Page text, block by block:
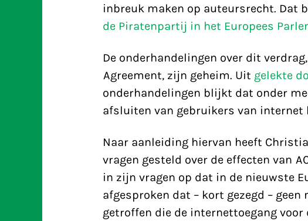
inbreuk maken op auteursrecht. Dat
de Piratenpartij in het Europees
De onderhandelingen over dit
Agreement, zijn geheim. Uit gelekte
onderhandelingen blijkt dat onder
afsluiten van gebruikers van
Naar aanleiding hiervan heeft
vragen gesteld over de effecten van
in zijn vragen op dat in de nieuwste
afgesproken dat – kort gezegd –
getroffen die de internettoegang voor